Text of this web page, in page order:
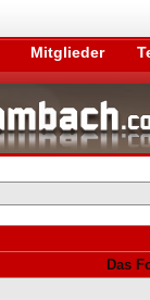
Mitglieder
Das